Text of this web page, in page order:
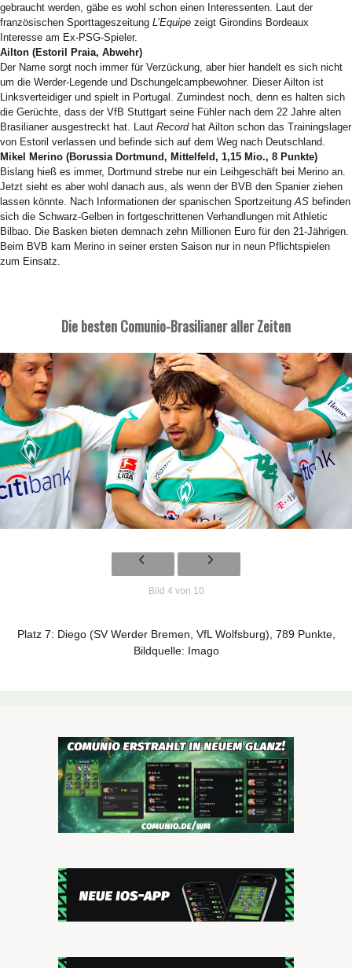
gebraucht werden, gäbe es wohl schon einen Interessenten. Laut der
französischen Sporttageszeitung L’Equipe zeigt Girondins Bordeaux
Interesse am Ex-PSG-Spieler.
Ailton (Estoril Praia, Abwehr)
Der Name sorgt noch immer für Verzückung, aber hier handelt es sich nicht
um die Werder-Legende und Dschungelcampbewohner. Dieser Ailton ist
Linksverteidiger und spielt in Portugal. Zumindest noch, denn es halten sich
die Gerüchte, dass der VfB Stuttgart seine Fühler nach dem 22 Jahre alten
Brasilianer ausgestreckt hat. Laut Recordhat Ailton schon das Trainingslager
von Estoril verlassen und befinde sich auf dem Weg nach Deutschland.
Mikel Merino (Borussia Dortmund, Mittelfeld, 1,15 Mio., 8 Punkte)
Bislang hieß es immer, Dortmund strebe nur ein Leihgeschäft bei Merino an.
Jetzt sieht es aber wohl danach aus, als wenn der BVB den Spanier ziehen
lassen könnte. Nach Informationen der spanischen Sportzeitung AS befinden
sich die Schwarz-Gelben in fortgeschrittenen Verhandlungen mit Athletic
Bilbao. Die Basken bieten demnach zehn Millionen Euro für den 21-Jährigen.
Beim BVB kam Merino in seiner ersten Saison nur in neun Pflichtspielen
zum Einsatz.
Die besten Comunio-Brasilianer aller Zeiten
Bild 4 von 10
Platz 7: Diego (SV Werder Bremen, VfL Wolfsburg), 789 Punkte,
Bildquelle: Imago